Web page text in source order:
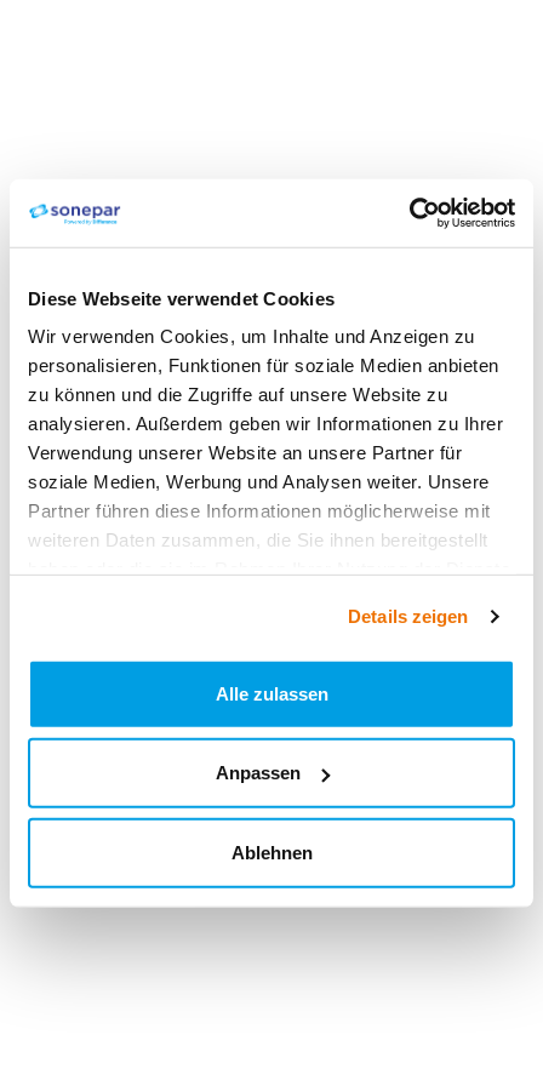
Diese Webseite verwendet Cookies
Wir verwenden Cookies, um Inhalte und Anzeigen zu
personalisieren, Funktionen für soziale Medien anbieten
zu können und die Zugriffe auf unsere Website zu
analysieren. Außerdem geben wir Informationen zu Ihrer
Verwendung unserer Website an unsere Partner für
soziale Medien, Werbung und Analysen weiter. Unsere
Partner führen diese Informationen möglicherweise mit
weiteren Daten zusammen, die Sie ihnen bereitgestellt
Details zeigen
Alle zulassen
Anpassen
Ablehnen